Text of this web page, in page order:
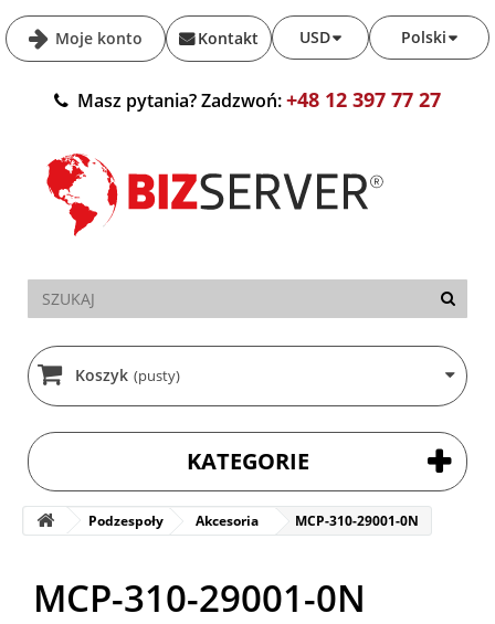
Moje konto Polski
USD
Kontakt
Masz pytania? Zadzwoń:+48 12 397 77 27
Koszyk (pusty)
KATEGORIE
Podzespoły Akcesoria MCP-310-29001-0N
MCP-310-29001-0N